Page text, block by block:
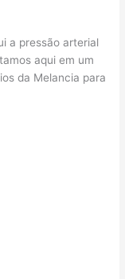
a pressão arterial
aqui em um
da Melancia para